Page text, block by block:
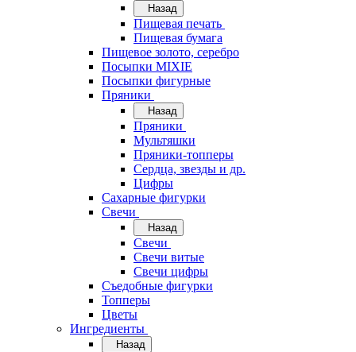
Назад
Пищевая печать
Пищевая бумага
Пищевое золото, серебро
Посыпки MIXIE
Посыпки фигурные
Пряники
Назад
Пряники
Мультяшки
Пряники-топперы
Сердца, звезды и др.
Цифры
Сахарные фигурки
Свечи
Назад
Свечи
Свечи витые
Свечи цифры
Съедобные фигурки
Топперы
Цветы
Ингредиенты
Назад